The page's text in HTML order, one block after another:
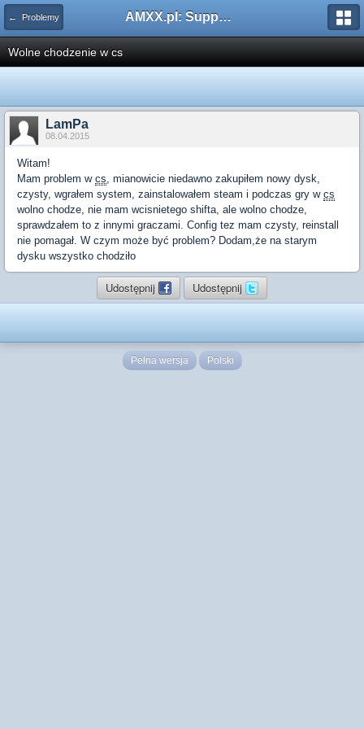
← Problemy AMXX.pl: Support AMX Mod X i SourceMod
Wolne chodzenie w cs
LamPa
08.04.2015
Witam!
Mam problem w cs, mianowicie niedawno zakupiłem nowy dysk,
czysty, wgrałem system, zainstalowałem steam i podczas gry w cs
wolno chodze, nie mam wcisnietego shifta, ale wolno chodze,
sprawdzałem to z innymi graczami. Config tez mam czysty, reinstall
nie pomagał. W czym może być problem? Dodam,że na starym
dysku wszystko chodziło
Udostępnij Udostępnij
Pełna wersja Polski